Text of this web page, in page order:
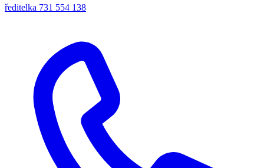
ředitelka 731 554 138